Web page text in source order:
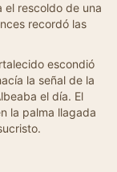
el rescoldo de una
recordó las
escondió
la señal de la
el día. El
la palma llagada